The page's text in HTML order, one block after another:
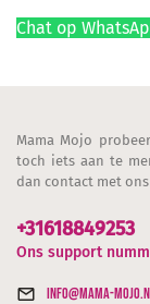
Chat op
Mama Mojo
toch iets aan te
dan contact met
+31618849253
Ons support
info@mama-